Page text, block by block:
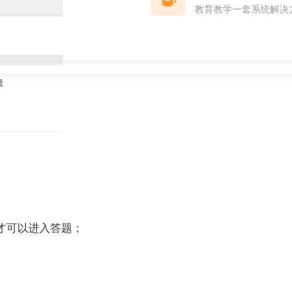
教育教学一套系统解决
以进入答题；